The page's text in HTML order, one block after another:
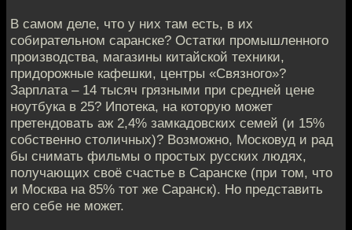
В самом деле, что у них там есть, в их
собирательном саранске? Остатки промышленного
производства, магазины китайской техники,
придорожные кафешки, центры «Связного»?
Зарплата – 14 тысяч грязными при средней цене
ноутбука в 25? Ипотека, на которую может
претендовать аж 2,4% замкадовских семей (и 15%
собственно столичных)? Возможно, Московуд и рад
бы снимать фильмы о простых русских людях,
получающих своё счастье в Саранске (при том, что
и Москва на 85% тот же Саранск). Но представить
его себе не может.